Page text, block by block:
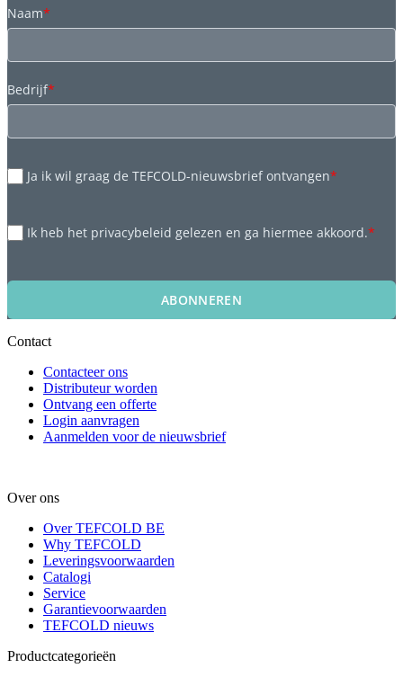
Naam*
Bedrijf*
Ja ik wil graag de TEFCOLD-nieuwsbrief ontvangen*
Ik heb het privacybeleid gelezen en ga hiermee akkoord.*
ABONNEREN
Contact
Contacteer ons
Distributeur worden
Ontvang een offerte
Login aanvragen
Aanmelden voor de nieuwsbrief
Over ons
Over TEFCOLD BE
Why TEFCOLD
Leveringsvoorwaarden
Catalogi
Service
Garantievoorwaarden
TEFCOLD nieuws
Productcategorieën